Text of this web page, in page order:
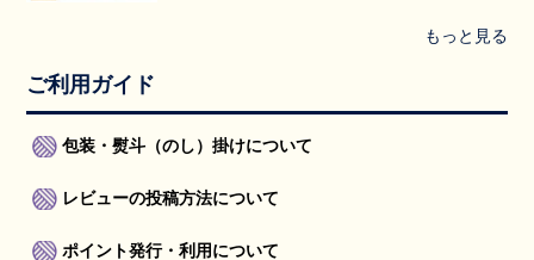
もっと見る
ご利用ガイド
包装・熨斗（のし）掛けについて
レビューの投稿方法について
ポイント発行・利用について